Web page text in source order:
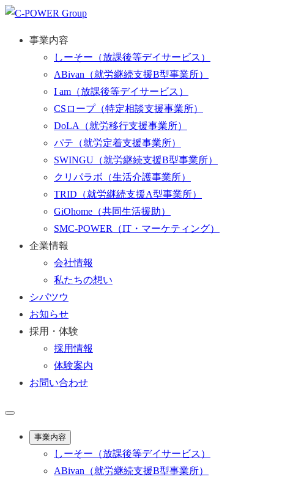
事業内容
しーそー （放課後等デイサービス）
ABivan （就労継続支援B型事業所）
I am （放課後等デイサービス）
CSロープ（特定相談支援事業所）
DoLA
（就労移行支援事業所）
パテ （就労定着支援事業所）
SWINGU （就労継続支援B型事業所）
クリパラボ （生活介護事業所）
TRID （就労継続支援A型事業所）
GiOhome （共同生活援助）
SMC-POWER
（IT・マーケティング）
企業情報
会社情報
私たちの想い
シパツウ
お知らせ
採用・体験
採用情報
体験案内
お問い合わせ
事業内容
しーそー （放課後等デイサービス）
ABivan （就労継続支援B型事業所）